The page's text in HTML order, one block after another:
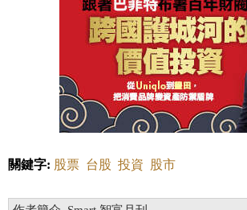
關鍵字: 股票 台股 投資 股市